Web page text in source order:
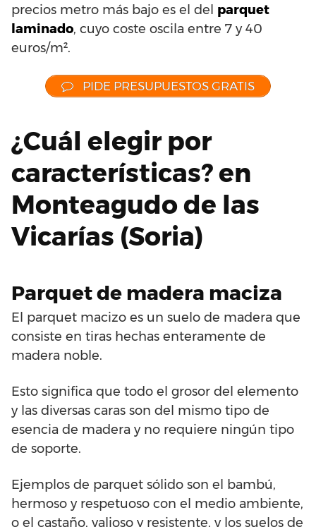
precios metro más bajo es el del parquet
laminado, cuyo coste oscila entre 7 y 40
euros/m².
PIDE PRESUPUESTOS GRATIS
¿Cuál elegir por
características? en
Monteagudo de las
Vicarías (Soria)
Parquet de madera maciza
El parquet macizo es un suelo de madera que
consiste en tiras hechas enteramente de
madera noble.
Esto significa que todo el grosor del elemento
y las diversas caras son del mismo tipo de
esencia de madera y no requiere ningún tipo
de soporte.
Ejemplos de parquet sólido son el bambú,
hermoso y respetuoso con el medio ambiente,
o el castaño, valioso y resistente, y los suelos de